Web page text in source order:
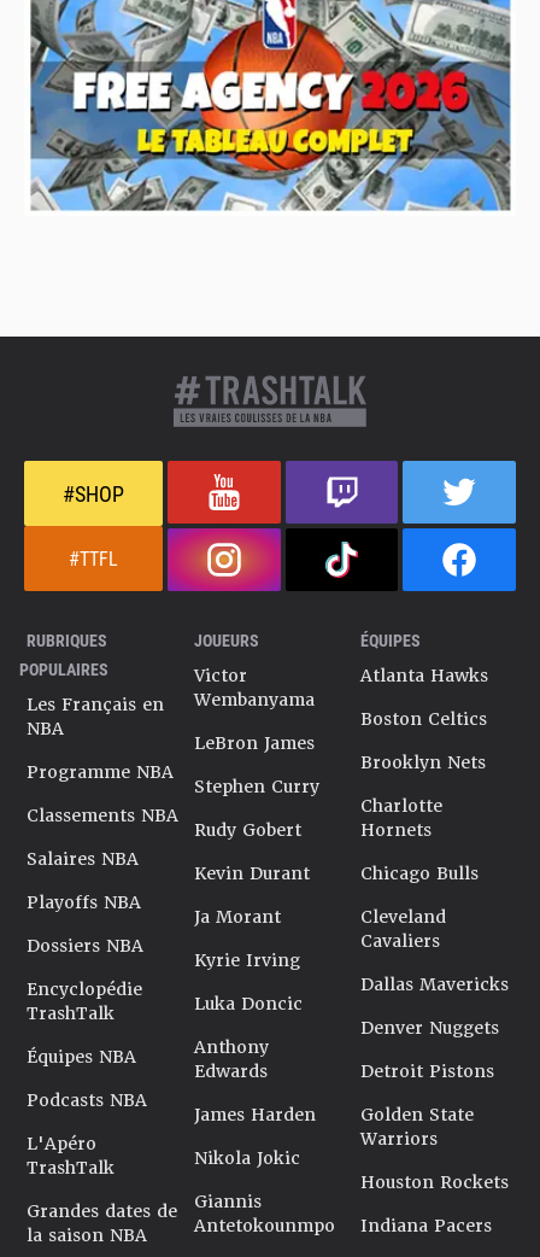
#SHOP
#TTFL
RUBRIQUES
POPULAIRES
Les Français en
NBA
Programme NBA
Classements NBA
Salaires NBA
Playoffs NBA
Dossiers NBA
Encyclopédie
TrashTalk
Équipes NBA
Podcasts NBA
L'Apéro
TrashTalk
Grandes dates de
la saison NBA
JOUEURS
Victor
Wembanyama
LeBron James
Stephen Curry
Rudy Gobert
Kevin Durant
Ja Morant
Kyrie Irving
Luka Doncic
Anthony
Edwards
James Harden
Nikola Jokic
Giannis
Antetokounmpo
ÉQUIPES
Atlanta Hawks
Boston Celtics
Brooklyn Nets
Charlotte
Hornets
Chicago Bulls
Cleveland
Cavaliers
Dallas Mavericks
Denver Nuggets
Detroit Pistons
Golden State
Warriors
Houston Rockets
Indiana Pacers